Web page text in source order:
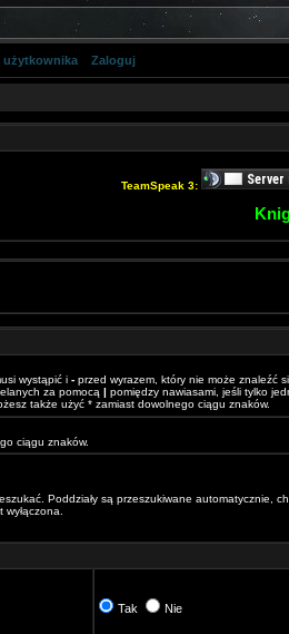
użytkownika Zaloguj
TeamSpeak 3:
wystąpić i - przed wyrazem, który nie może znaleźć
za pomocą | pomiędzy nawiasami, jeśli tylko
także użyć * zamiast dowolnego ciągu znaków.
ciągu znaków.
Poddziały są przeszukiwane automatycznie,
wyłączona.
Tak Nie